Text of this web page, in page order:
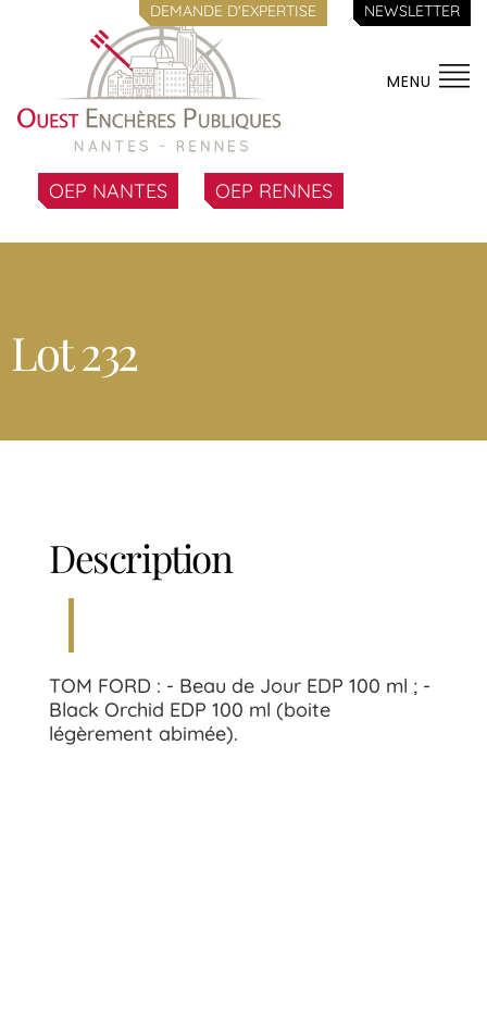
DEMANDE D'EXPERTISE NEWSLETTER
MENU
OEP NANTES OEP RENNES
Lot 232
Description
TOM FORD : - Beau de Jour EDP 100 ml ; -
Black Orchid EDP 100 ml (boite
légèrement abimée).